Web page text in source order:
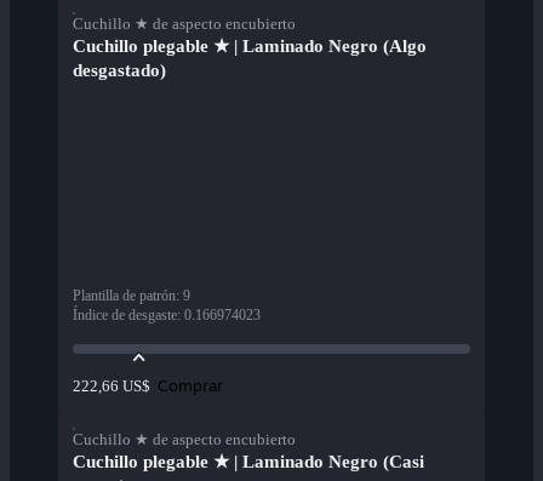
Cuchillo ★ de aspecto encubierto
Cuchillo plegable ★ | Laminado Negro (Algo
desgastado)
Plantilla de patrón: 9
Índice de desgaste: 0.166974023
222,66 US$ Comprar
Cuchillo ★ de aspecto encubierto
Cuchillo plegable ★ | Laminado Negro (Casi